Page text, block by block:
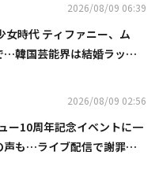
2026/08/09 06:39
女時代 ティファニー、ム
…韓国芸能界は結婚ラッシ
2026/08/09 02:56
ー10周年記念イベントに一
声も…ライブ配信で謝罪